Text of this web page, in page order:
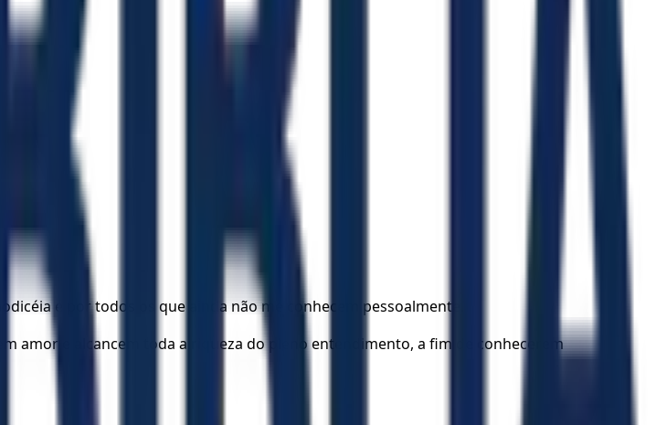
e por todos os que ainda não me conhecem pessoalmente.
amor e alcancem toda a riqueza do pleno entendimento, a fim de conhecerem